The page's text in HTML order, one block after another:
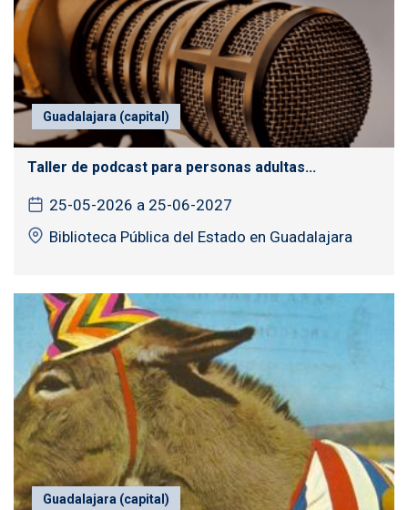
Guadalajara (capital)
Taller de podcast para personas adultas...
25-05-2026 a 25-06-2027
Biblioteca Pública del Estado en Guadalajara
Guadalajara (capital)